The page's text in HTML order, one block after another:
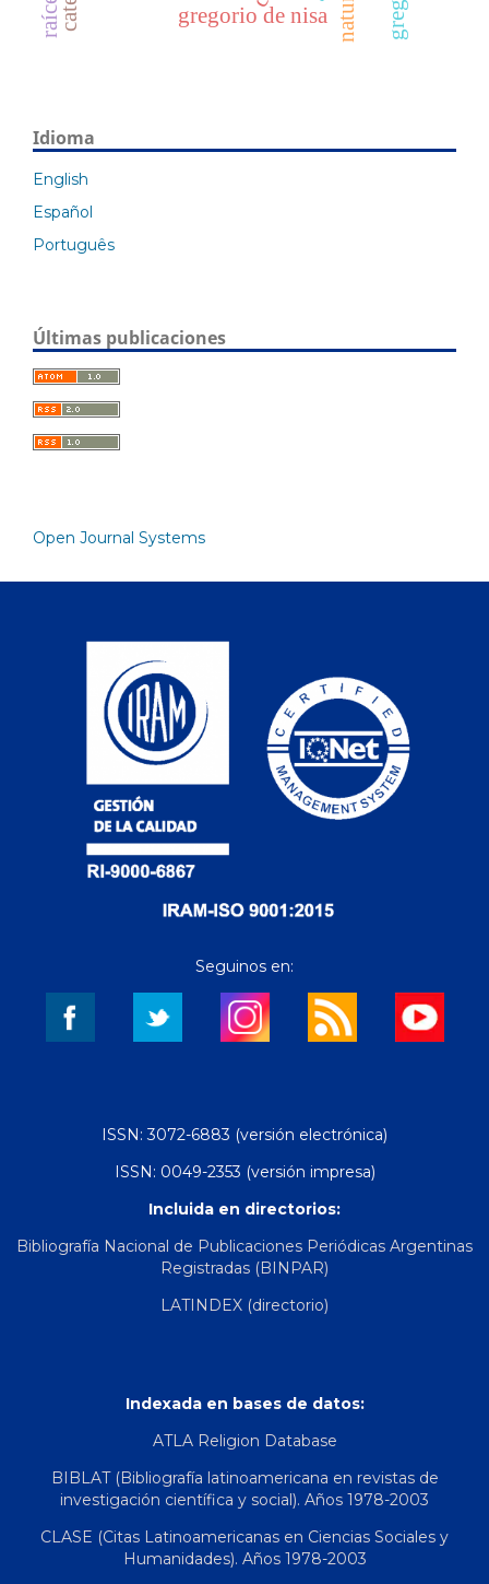
gregorio de nisa nature
Idioma
English
Español
Português
Últimas publicaciones
Open Journal Systems
Seguinos en:
ISSN: 3072-6883 (versión electrónica)
ISSN: 0049-2353 (versión impresa)
Incluida en directorios:
Bibliografía Nacional de Publicaciones Periódicas Argentinas
Registradas (BINPAR)
LATINDEX (directorio)
Indexada en bases de datos:
ATLA Religion Database
BIBLAT (Bibliografía latinoamericana en revistas de
investigación científica y social). Años 1978-2003
CLASE (Citas Latinoamericanas en Ciencias Sociales y
Humanidades). Años 1978-2003